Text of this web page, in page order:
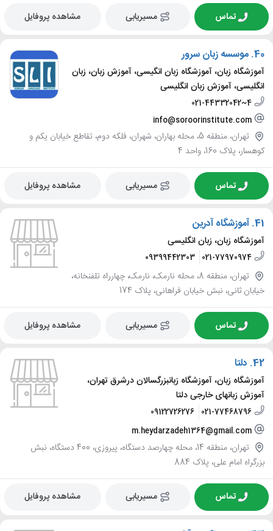
تماس مسیریابی مشاهده پروفایل
40. موسسه زبان سرور
آموزشگاه زبان، آموزشگاه زبان انگیسی، آموزش زبان، زبان
انگلیسی، آموزش زبان انگلیسی
021-44332042~4
info@soroorinstitute.com
تهران، منطقه 5، محله بهاران، شهران، فلکه دوم، تقاطع خیابان یکم و
کوهسار، پلاک 160، واحد 4
تماس مسیریابی مشاهده پروفایل
41. آموزشگاه آدرین
آموزشگاه زبان، زبان انگلیسی
021-77970974
09399442303
تهران، منطقه 8، محله نارمک، نارمک، چهارراه تلفنخانه،
خیابان ثانی، نبش خیابان فراهانی، پلاک 174
تماس مسیریابی مشاهده پروفایل
42. دلتا
آموزشگاه زبان، آموزشگاه زبانبزرگسالان درشرق تهران،
آموزش زبانهای خارجی دلتا
021-77468796
09122726276
m.heydarzadeh1364@gmail.com
تهران، منطقه 14، محله چهارصد دستگاه، پیروزی، 400 دستگاه، نبش
بزرگراه امام علی، پلاک 884
تماس مسیریابی مشاهده پروفایل